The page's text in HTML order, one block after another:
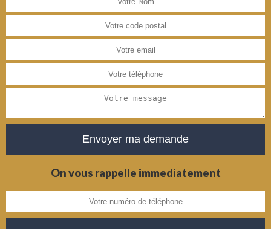
On vous rappelle immediatement